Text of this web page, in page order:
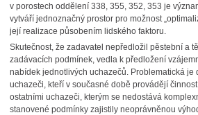
v porostech oddělení 338, 355, 352, 353 je
vytváří jednoznačný prostor pro možnost
její realizace působením lidského faktoru.
Skutečnost, že zadavatel nepředložil pěstební a
zadávacích podmínek, vedla k předložení
nabídek jednotlivých uchazečů. Problematická je
uchazeči, kteří v současné době provádějí
ostatními uchazeči, kterým se nedostává
stanovené podmínky zajistily neoprávněnou